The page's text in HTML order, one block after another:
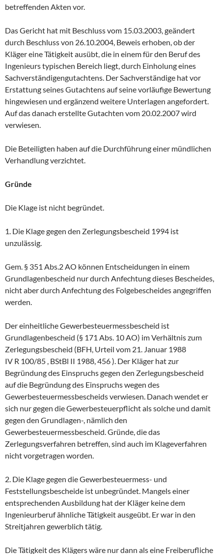
betreffenden Akten vor.
Das Gericht hat mit Beschluss vom 15.03.2003, geändert
durch Beschluss von 26.10.2004, Beweis erhoben, ob der
Kläger eine Tätigkeit ausübt, die in einem für den Beruf des
Ingenieurs typischen Bereich liegt, durch Einholung eines
Sachverständigengutachtens. Der Sachverständige hat vor
Erstattung seines Gutachtens auf seine vorläufige Bewertung
hingewiesen und ergänzend weitere Unterlagen angefordert.
Auf das danach erstellte Gutachten vom 20.02.2007 wird
verwiesen.
Die Beteiligten haben auf die Durchführung einer mündlichen
Verhandlung verzichtet.
Gründe
Die Klage ist nicht begründet.
1. Die Klage gegen den Zerlegungsbescheid 1994 ist
unzulässig.
Gem. § 351 Abs.2 AO können Entscheidungen in einem
Grundlagenbescheid nur durch Anfechtung dieses Bescheides,
nicht aber durch Anfechtung des Folgebescheides angegriffen
werden.
Der einheitliche Gewerbesteuermessbescheid ist
Grundlagenbescheid (§ 171 Abs. 10 AO) im Verhältnis zum
Zerlegungsbescheid (BFH, Urteil vom 21. Januar 1988
IV R 100/85 , BStBl II 1988, 456 ). Der Kläger hat zur
Begründung des Einspruchs gegen den Zerlegungsbescheid
auf die Begründung des Einspruchs wegen des
Gewerbesteuermessbescheids verwiesen. Danach wendet er
sich nur gegen die Gewerbesteuerpflicht als solche und damit
gegen den Grundlagen-, nämlich den
Gewerbesteuermessbescheid. Gründe, die das
Zerlegungsverfahren betreffen, sind auch im Klageverfahren
nicht vorgetragen worden.
2. Die Klage gegen die Gewerbesteuermess- und
Feststellungsbescheide ist unbegründet. Mangels einer
entsprechenden Ausbildung hat der Kläger keine dem
Ingenieurberuf ähnliche Tätigkeit ausgeübt. Er war in den
Streitjahren gewerblich tätig.
Die Tätigkeit des Klägers wäre nur dann als eine Freiberufliche